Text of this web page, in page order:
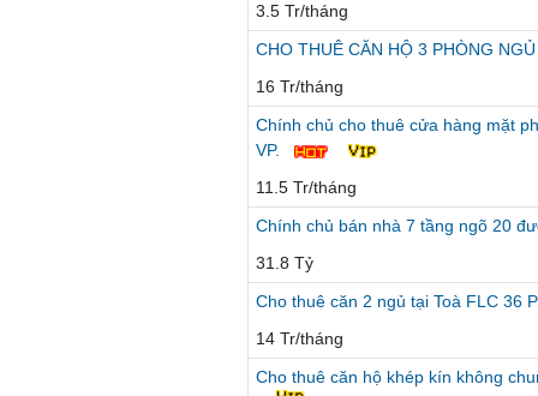
3.5 Tr/tháng
CHO THUÊ CĂN HỘ 3 PHÒNG
16 Tr/tháng
Chính chủ cho thuê cửa hàng mặt
VP.
11.5 Tr/tháng
Chính chủ bán nhà 7 tầng ngõ 20
31.8 Tỷ
Cho thuê căn 2 ngủ tại Toà FLC 36
14 Tr/tháng
Cho thuê căn hộ khép kín không